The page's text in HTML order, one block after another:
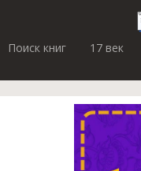
Поиск книг
17 век